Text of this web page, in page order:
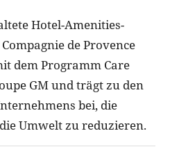
Hotel-Amenities-
de Provence
dem Programm Care
GM und trägt zu den
bei, die
Umwelt zu reduzieren.